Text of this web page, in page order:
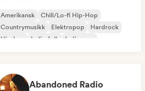
Amerikansk
Chill/Lo-fi Hip-Hop
Countrymusikk
Elektropop
Hardrock
Hip-hop
Indie-folk Indie-pop
Abandoned Radio